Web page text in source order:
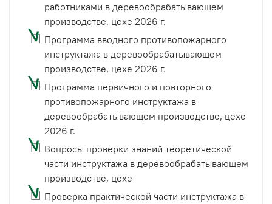
работниками в деревообрабатывающем
производстве, цехе 2026 г.
Программа вводного противопожарного
инструктажа в деревообрабатывающем
производстве, цехе 2026 г.
Программа первичного и повторного
противопожарного инструктажа в
деревообрабатывающем производстве, цехе
2026 г.
Вопросы проверки знаний теоретической
части инструктажа в деревообрабатывающем
производстве, цехе
Проверка практической части инструктажа в